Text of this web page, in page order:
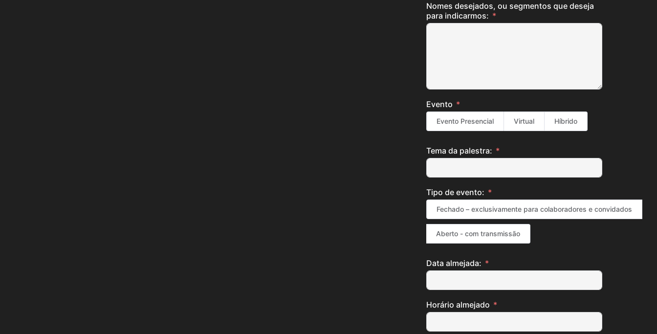
Nomes desejados, ou segmentos que deseja
para indicarmos:
Evento
Evento Presencial Virtual Híbrido
Tema da palestra:
Tipo de evento:
Fechado – exclusivamente para colaboradores e convidados
Aberto - com transmissão
Data almejada:
Horário almejado